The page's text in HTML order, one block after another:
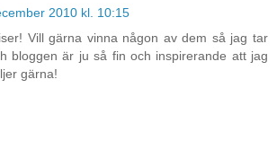
2010 kl. 10:15
Vill gärna vinna någon av dem så jag tar
bloggen är ju så fin och inspirerande att jag
gärna!